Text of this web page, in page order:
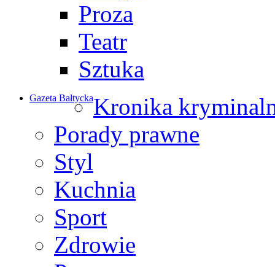
Proza
Teatr
Sztuka
Gazeta BałtyckaKronika
Porady prawne
Styl
Kuchnia
Sport
Zdrowie